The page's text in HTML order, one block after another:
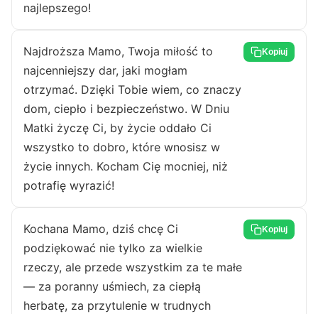
najlepszego!
Najdroższa Mamo, Twoja miłość to
najcenniejszy dar, jaki mogłam
otrzymać. Dzięki Tobie wiem, co znaczy
dom, ciepło i bezpieczeństwo. W Dniu
Matki życzę Ci, by życie oddało Ci
wszystko to dobro, które wnosisz w
życie innych. Kocham Cię mocniej, niż
potrafię wyrazić!
Kopiuj
Kochana Mamo, dziś chcę Ci
podziękować nie tylko za wielkie
rzeczy, ale przede wszystkim za te małe
— za poranny uśmiech, za ciepłą
herbatę, za przytulenie w trudnych
Kopiuj